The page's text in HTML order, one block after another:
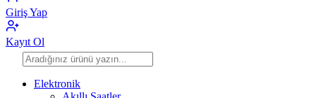
Giriş Yap
Kayıt Ol
Elektronik